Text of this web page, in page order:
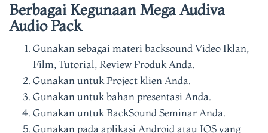
Berbagai Kegunaan Mega Audiva
Audio Pack
Gunakan sebagai materi backsound Video Iklan,
Film, Tutorial, Review Produk Anda.
Gunakan untuk Project klien Anda.
Gunakan untuk bahan presentasi Anda.
Gunakan untuk BackSound Seminar Anda.
Gunakan pada aplikasi Android atau IOS yang